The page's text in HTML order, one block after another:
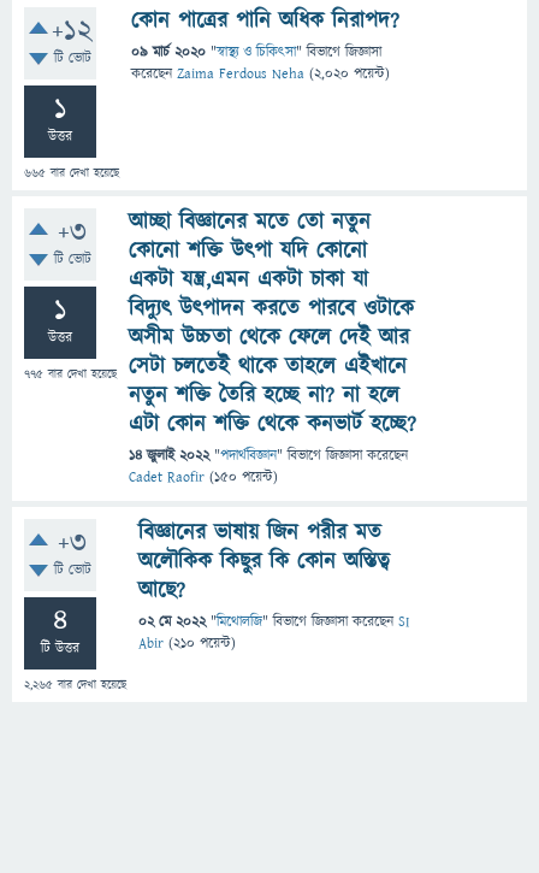
+12
টি ভোট
1
উত্তর
665 বার দেখা হয়েছে
কোন পাত্রের পানি অধিক নিরাপদ?
09 মার্চ 2020 "স্বাস্থ্য ও চিকিৎসা" বিভাগে জিজ্ঞাসা
করেছেনZaima Ferdous Neha (2,020 পয়েন্ট)
+3
টি ভোট
1
উত্তর
775 বার দেখা হয়েছে
আচ্ছা বিজ্ঞানের মতে তো নতুন
কোনো শক্তি উৎপা যদি কোনো
একটা যন্ত্র,এমন একটা চাকা যা
বিদ্যুৎ উৎপাদন করতে পারবে ওটাকে
অসীম উচ্চতা থেকে ফেলে দেই আর
সেটা চলতেই থাকে তাহলে এইখানে
নতুন শক্তি তৈরি হচ্ছে না? না হলে
এটা কোন শক্তি থেকে কনভার্ট হচ্ছে?
14 জুলাই 2022 "পদার্থবিজ্ঞান" বিভাগে জিজ্ঞাসাকরেছেন
Cadet Raofir (150 পয়েন্ট)
+3
টি ভোট
4
টি উত্তর
2,265 বার দেখা হয়েছে
বিজ্ঞানের ভাষায় জিন পরীর মত
অলৌকিক কিছুর কি কোন অস্তিত্ব
আছে?
02 মে 2022 "মিথোলজি" বিভাগে জিজ্ঞাসাকরেছেনSI
Abir (210 পয়েন্ট)